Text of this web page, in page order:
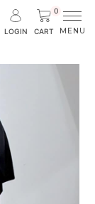
LOGIN
0
CART